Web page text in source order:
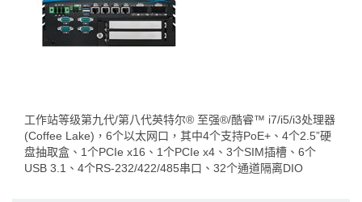
工作站等级第九代/第八代英特尔® 至强®/酷睿™ i7/i5/i3处理器
(Coffee Lake)，6个以太网口，其中4个支持PoE+、4个2.5”硬
盘抽取盒、1个PCIe x16、1个PCIe x4、3个SIM插槽、6个
USB 3.1、4个RS-232/422/485串口、32个通道隔离DIO